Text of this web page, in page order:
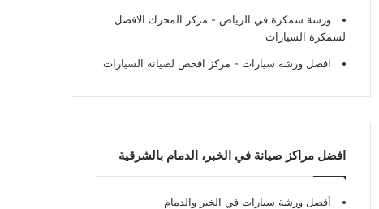
ورشة سمكرة في الرياض - مركز المحرك الافضل
لسمكرة السيارات
افضل ورشة سيارات - مركز افحص لصيانة السيارات
افضل مراكز صيانة في الخبر، الدمام بالشرقية
أفضل ورشة سيارات في الخبر والدمام